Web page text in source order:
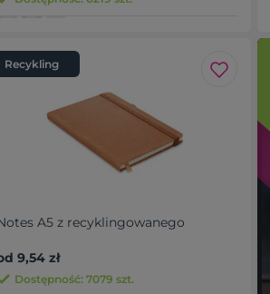
Recykling
A5 z recyklingowanego
9,54 zł
Dostępność: 7079 szt.